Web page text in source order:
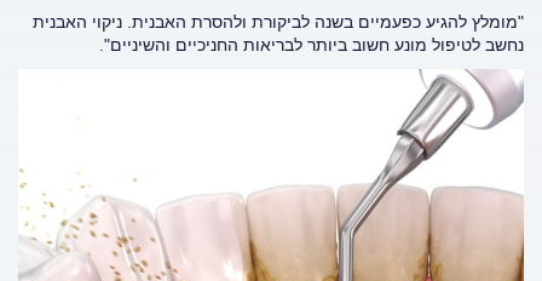
"מומלץ להגיע כפעמיים בשנה לביקורת ולהסרת האבנית. ניקוי האבנית
נחשב לטיפול מונע חשוב ביותר לבריאות החניכיים והשיניים".